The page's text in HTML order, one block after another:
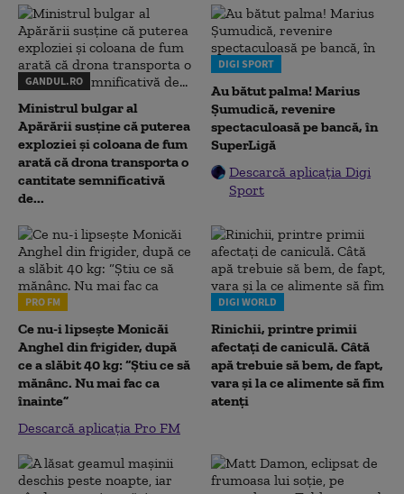
GANDUL.RO
Ministrul bulgar al
Apărării susține că puterea
exploziei și coloana de fum
arată că drona transporta o
cantitate semnificativă
de...
DIGI SPORT
Au bătut palma! Marius
Șumudică, revenire
spectaculoasă pe bancă, în
SuperLigă
Descarcă aplicația Digi
Sport
PRO FM
Ce nu-i lipsește Monicăi
Anghel din frigider, după
ce a slăbit 40 kg: “Știu ce să
mănânc. Nu mai fac ca
înainte”
Descarcă aplicația Pro FM
DIGI WORLD
Rinichii, printre primii
afectați de caniculă. Câtă
apă trebuie să bem, de fapt,
vara și la ce alimente să fim
atenți